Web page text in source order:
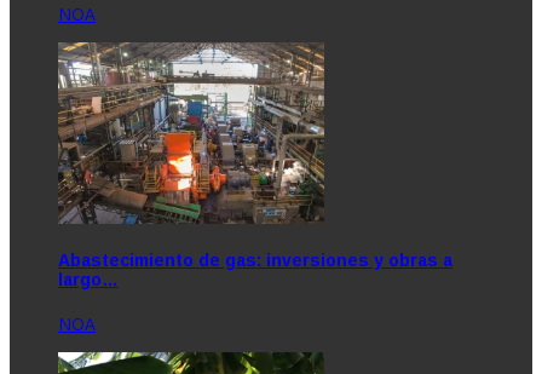
NOA
Abastecimiento de gas: inversiones y obras a
largo…
NOA